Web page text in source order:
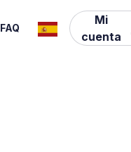
FAQ
Mi
cuenta